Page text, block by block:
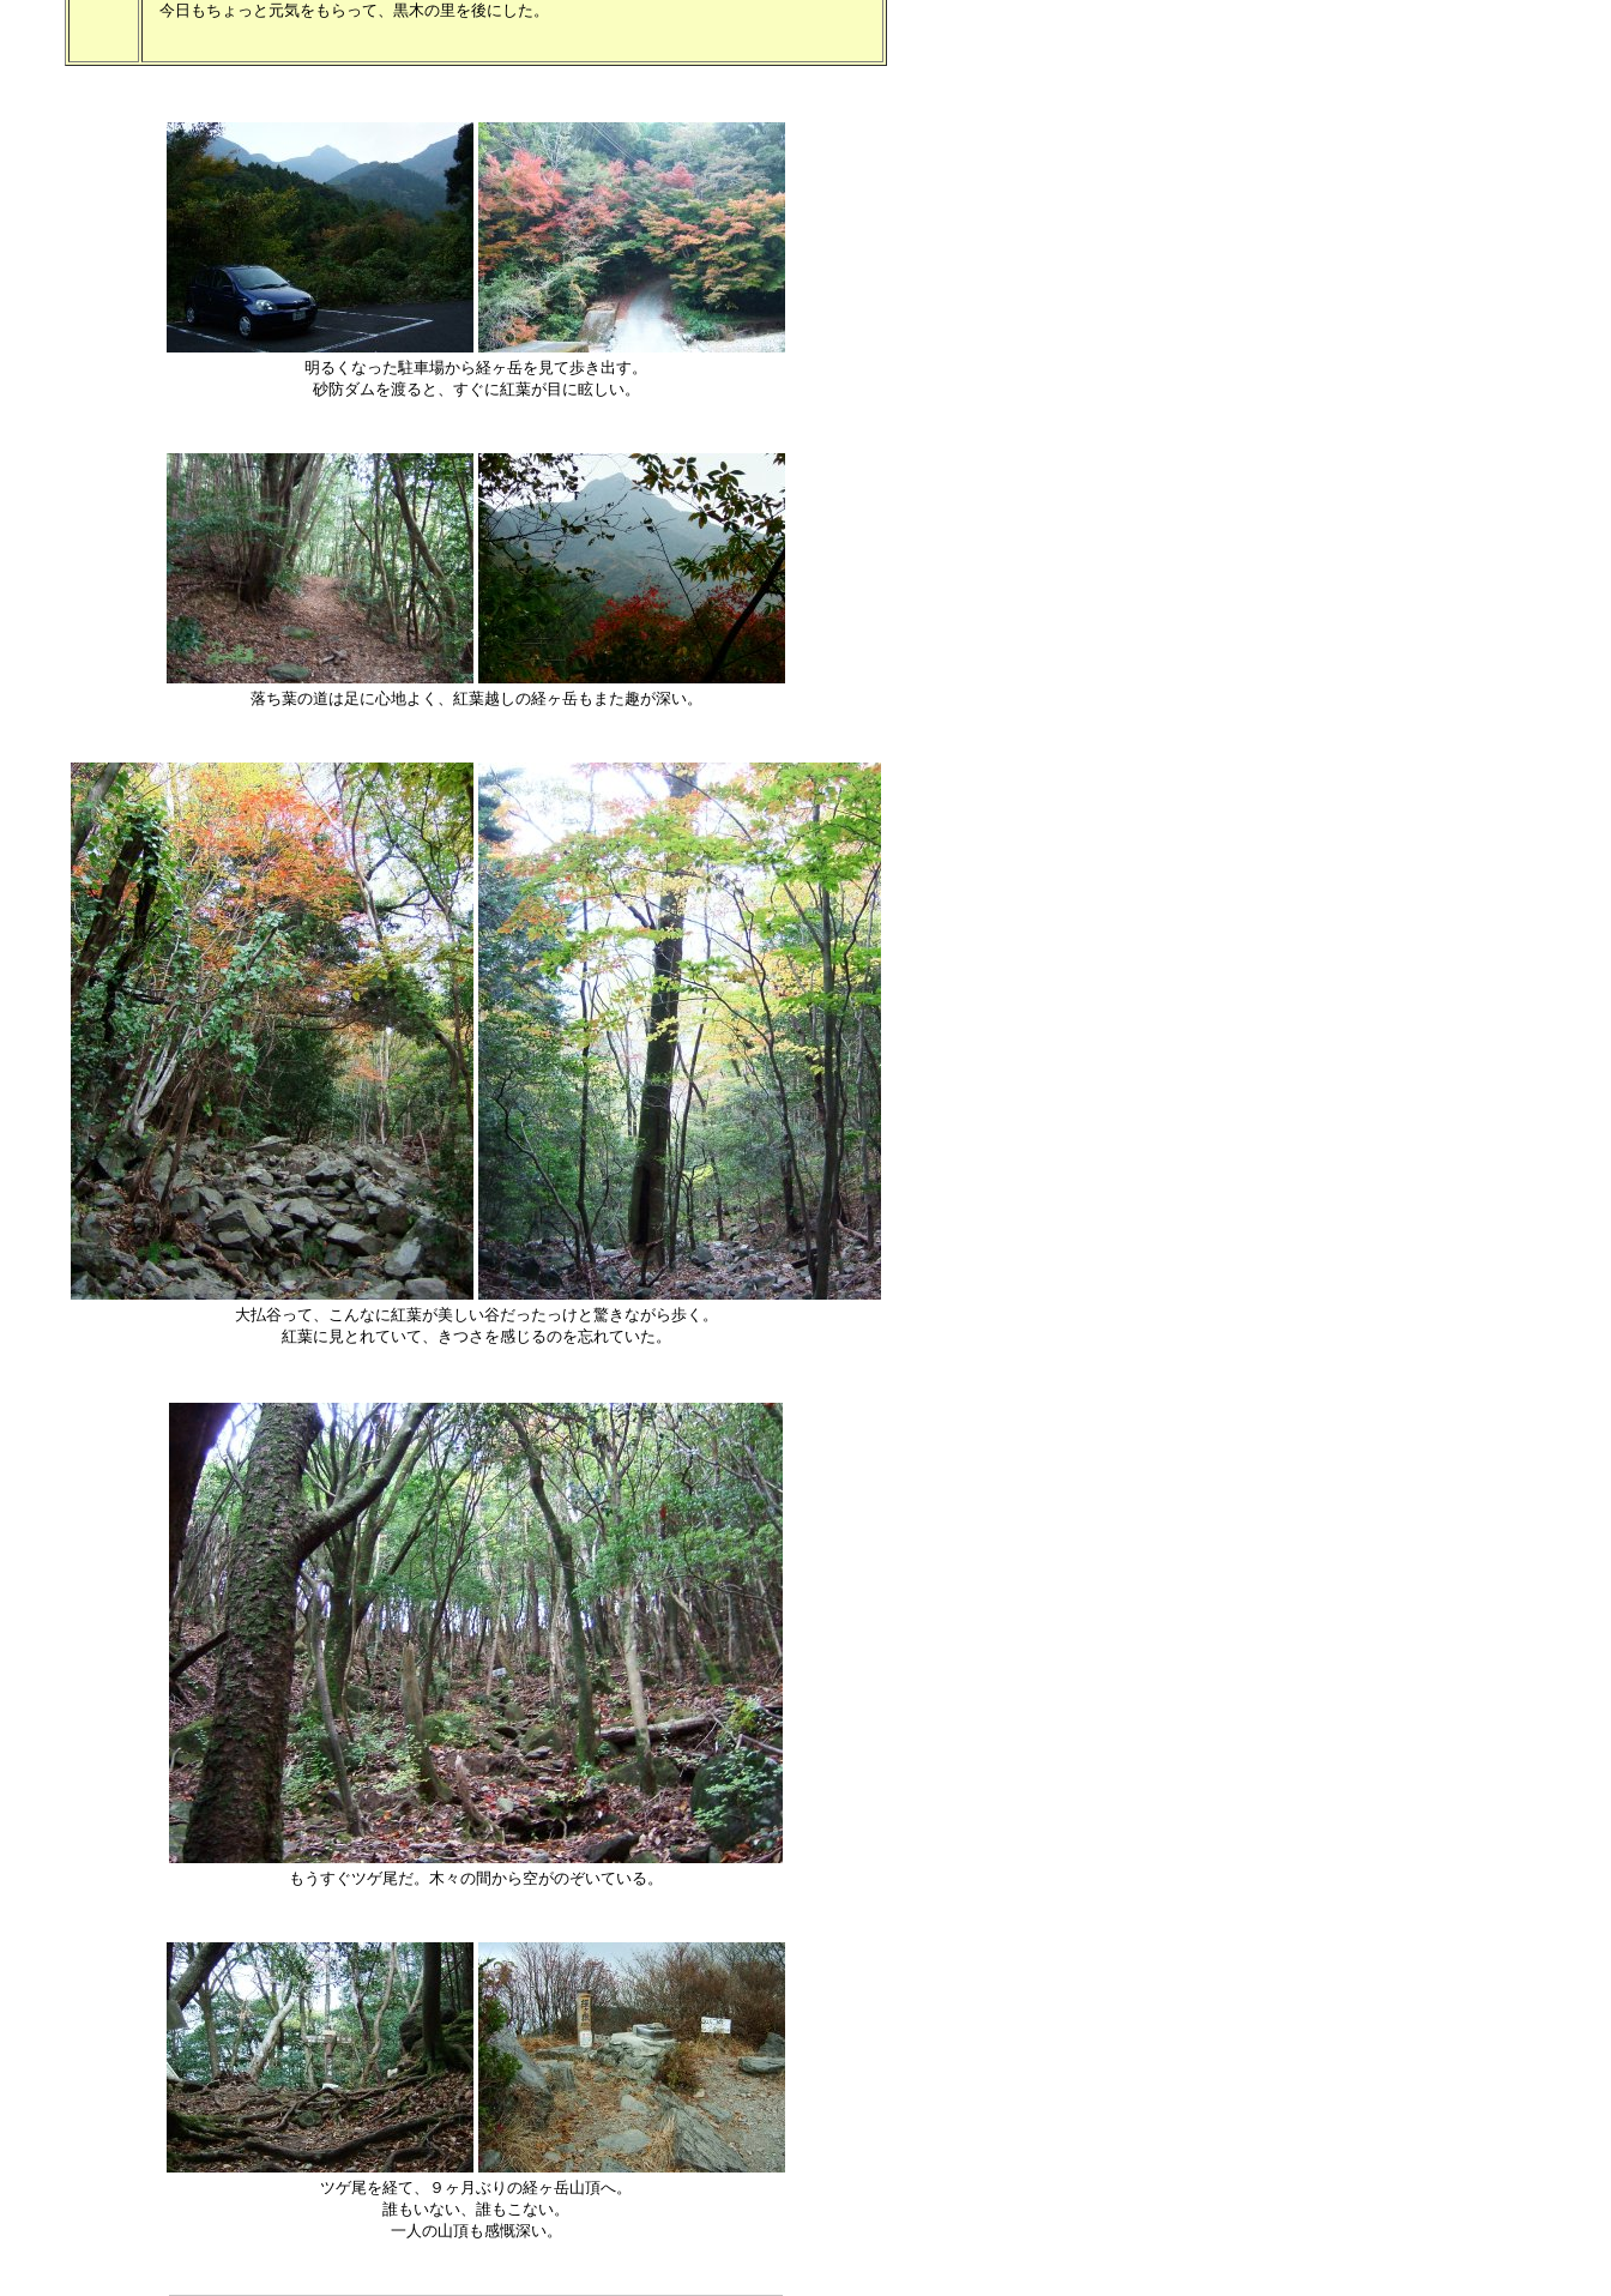
今日もちょっと元気をもらって、黒木の里を後にした。
明るくなった駐車場から経ヶ岳を見て歩き出す。
砂防ダムを渡ると、すぐに紅葉が目に眩しい。
落ち葉の道は足に心地よく、紅葉越しの経ヶ岳もまた趣が深い。
大払谷って、こんなに紅葉が美しい谷だったっけと驚きながら歩く。
紅葉に見とれていて、きつさを感じるのを忘れていた。
もうすぐツゲ尾だ。木々の間から空がのぞいている。
ツゲ尾を経て、９ヶ月ぶりの経ヶ岳山頂へ。
誰もいない、誰もこない。
一人の山頂も感慨深い。